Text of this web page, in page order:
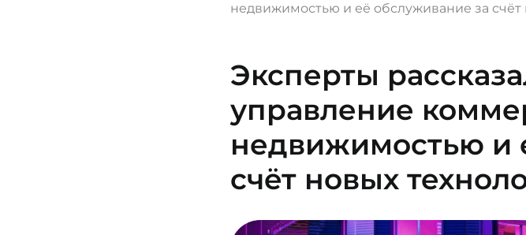
недвижимостью и её обслуживание за счёт
Эксперты
управление
недвижимостью и
счёт новых